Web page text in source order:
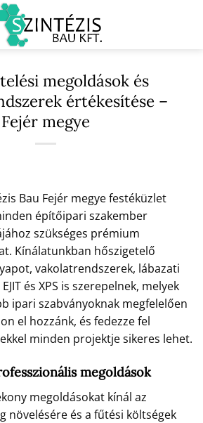
megoldások és
értékesítése –
Fejér megye
Bau Fejér megye festéküzlet
építőipari szakember
szükséges prémium
Kínálatunkban hőszigetelő
vakolatrendszerek, lábazati
és XPS is szerepelnek, melyek
ipari szabványoknak megfelelően
el hozzánk, és fedezze fel
minden projektje sikeres lehet.
megoldások
megoldásokat kínál az
növelésére és a fűtési költségek